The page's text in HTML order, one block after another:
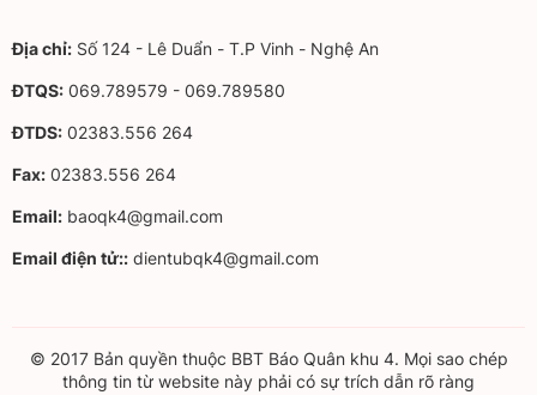
Địa chỉ: Số 124 - Lê Duẩn - T.P Vinh - Nghệ An
ĐTQS: 069.789579 - 069.789580
ĐTDS: 02383.556 264
Fax: 02383.556 264
Email: baoqk4@gmail.com
Email điện tử:: dientubqk4@gmail.com
© 2017 Bản quyền thuộc BBT Báo Quân khu 4. Mọi sao chép
thông tin từ website này phải có sự trích dẫn rõ ràng